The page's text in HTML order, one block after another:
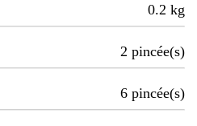
0.2 kg
2 pincée(s)
6 pincée(s)